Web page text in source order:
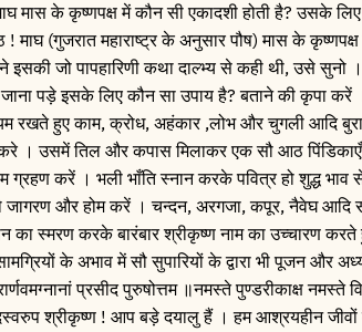
मास के कृष्णपक्ष में कौन सी एकादशी होती है? उसके
माघ (गुजरात महाराष्ट्र के अनुसार पौष) मास के
इसकी जो पापहारिणी कथा दाल्भ्य से कही थी, उसे सुनो
पड़े इसके लिए कौन सा उपाय है? बताने की कृपा करें
रखते हुए काम, क्रोध, अहंकार ,लोभ और चुगली आदि
। उसमें तिल और कपास मिलाकर एक सौ आठ
ग्रहण करें । भली भाँति स्नान करके पवित्र हो शुद्ध भाव
जागरण और होम करें । चन्दन, अरगजा, कपूर, नैवेघ
का स्मरण करके बारंबार श्रीकृष्ण नाम का उच्चारण
के अभाव में सौ सुपारियों के द्वारा भी पूजन और
प्रसीद पुरुषोत्तम ॥नमस्ते पुण्डरीकाक्ष नमस्ते
श्रीकृष्ण ! आप बड़े दयालु हैं । हम आश्रयहीन